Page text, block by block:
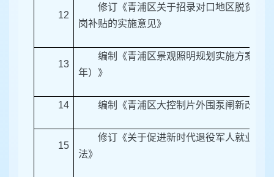
12
修订《青浦区关于招录对口地区脱贫人
岗补贴的实施意见》
13
编制《青浦区景观照明规划实施方案（
年）》
14 编制《青浦区大控制片外围泵闸新改建
15
修订《关于促进新时代退役军人就业创
法》